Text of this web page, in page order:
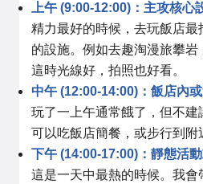
上午 (9:00-12:00)：主攻核心
精力最好的時候，去玩飯店
的設施。例如去趣淘漫旅攀岩
這時光線好，拍照也好看。
中午 (12:00-14:00)：飯店內
玩了一上午通常餓了，但不建
可以吃飯店簡餐，或步行到附
下午 (14:00-17:00)：靜態活
這是一天中最熱的時候。我會